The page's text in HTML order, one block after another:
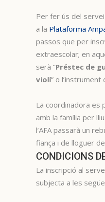
Per fer ús del
a la Plataforma
passos que per
extraescolar; en
serà “Préstec de
violí” o
La coordinadora es
amb la família per
l’AFA passarà un
fiança i de lloguer
CONDICIONS
La inscripció al
subjecta a les